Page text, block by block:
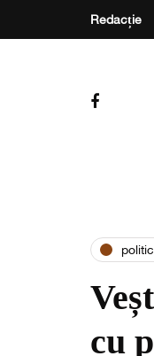
Redacție
cu